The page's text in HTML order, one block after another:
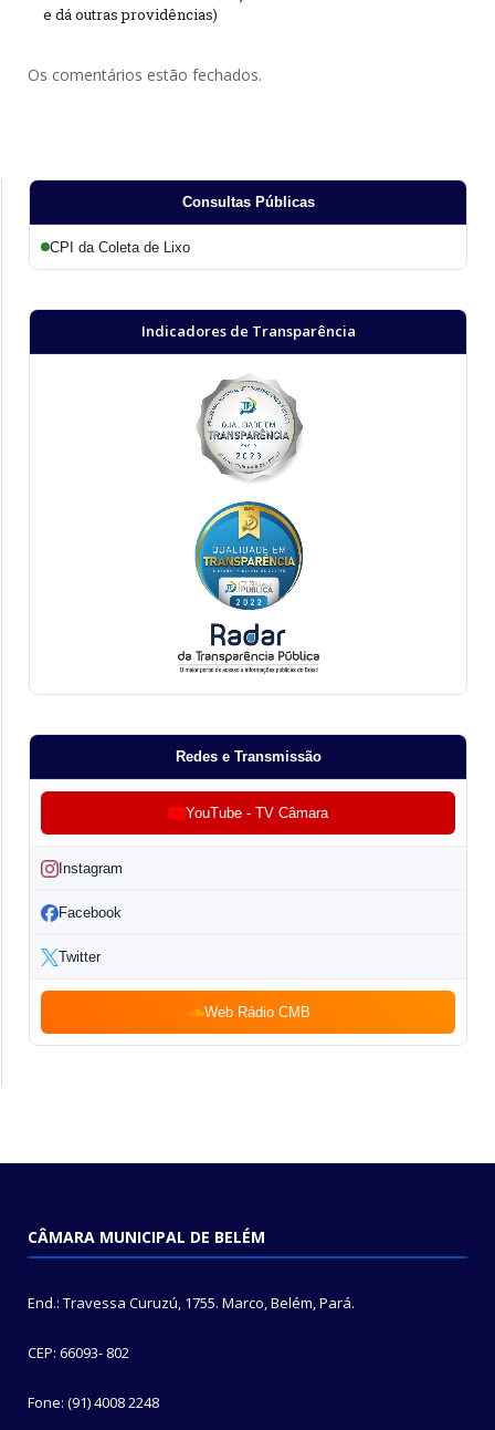
e dá outras providências)
Os comentários estão fechados.
Consultas Públicas
CPI da Coleta de Lixo
Indicadores de Transparência
Redes e Transmissão
YouTube - TV Câmara
Instagram
Facebook
Twitter
Web Rádio CMB
CÂMARA MUNICIPAL DE BELÉM
End.: Travessa Curuzú, 1755. Marco, Belém, Pará.
CEP: 66093- 802
Fone: (91) 4008 2248